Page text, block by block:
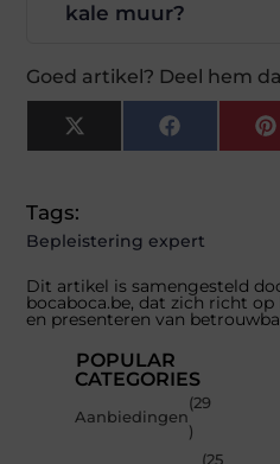
kale muur?
Goed artikel? Deel hem
X
(Twitter)
Facebook
Tags:
Bepleistering expert
Dit artikel is samengesteld
bocaboca.be, dat zich richt
en presenteren van
POPULAR
CATEGORIES
Aanbiedingen
(29
)
(25